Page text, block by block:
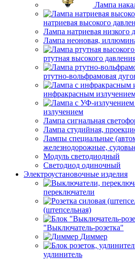
Лампа
натриевая высокого
Лампа натриевая низкого
Лампа неоновая,
ртутная высокого
ртутно-вольфрамовая
инфракрасным
излучением
Лампа сигнальная
Лампа студийная,
Лампы специальные
железнодорожные,
Модуль светодиодный
Светодиод одиночный
Электроустановочные изделия
переключатели
(штепсельная)
"Выключатель-розетка"
Диммер
удлинитель